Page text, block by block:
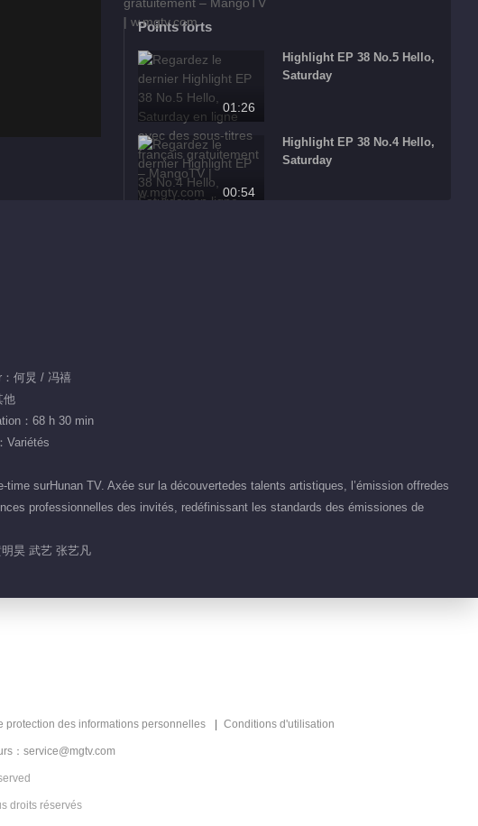
Points forts
01:26
Highlight EP 38 No.5 Hello,
Saturday
00:54
Highlight EP 38 No.4 Hello,
Saturday
Contenu chaud
何炅 / 冯禧
他
：68 h 30 min
Variétés
surHunan TV. Axée sur la découvertedes talents artistiques, l’émission offredes
professionnelles des invités, redéfinissant les standards des émissiones de
昊 武艺 张艺凡
protection des informations personnelles Conditions d'utilisation
：service@mgtv.com
droits réservés